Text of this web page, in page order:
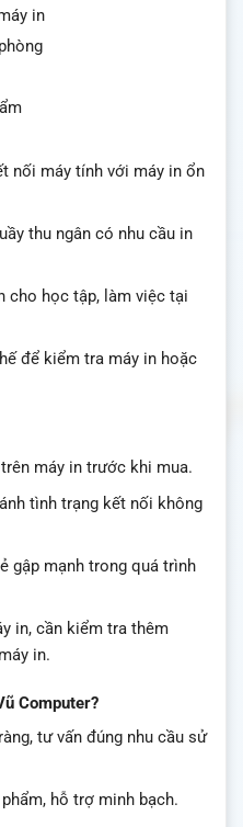
in
nối máy tính với máy in ổn
thu ngân có nhu cầu in
cho học tập, làm việc tại
để kiểm tra máy in hoặc
máy in trước khi mua.
tình trạng kết nối không
gập mạnh trong quá trình
in, cần kiểm tra thêm
in.
Computer?
tư vấn đúng nhu cầu sử
hỗ trợ minh bạch.